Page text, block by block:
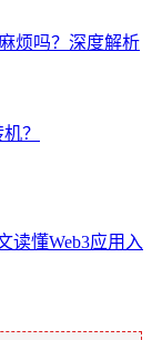
烦吗？深度解析
？
读懂Web3应用入